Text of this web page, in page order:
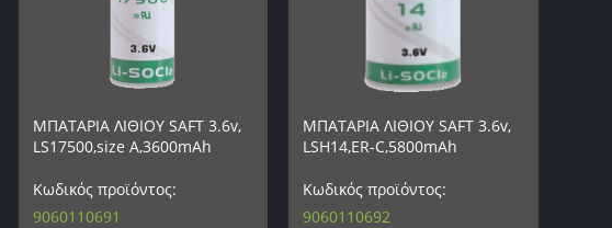
ΜΠΑΤΑΡΙΑ ΛΙΘΙΟΥ SAFT 3.6v,
LS17500,size A,3600mAh
Κωδικός προϊόντος:
9060110691
ΜΠΑΤΑΡΙΑ ΛΙΘΙΟΥ SAFT 3.6v,
LSH14,ER-C,5800mAh
Κωδικός προϊόντος:
9060110692